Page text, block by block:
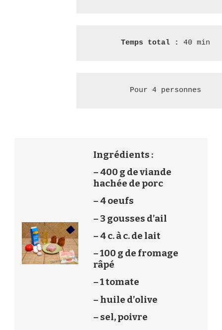
Temps total : 40 min
Pour 4 personnes
Ingrédients :
– 400 g de viande
hachée de porc
– 4 oeufs
– 3 gousses d’ail
– 4 c. à c. de lait
– 100 g de fromage
râpé
– 1 tomate
– huile d’olive
– sel, poivre